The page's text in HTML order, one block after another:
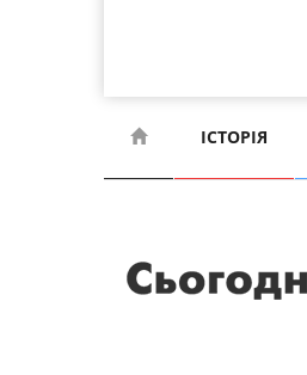
ІСТОРІЯ